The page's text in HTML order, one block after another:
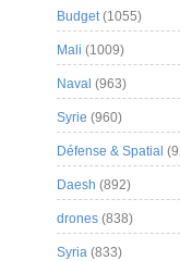
Budget(1055)
Mali (1009)
Naval (963)
Syrie (960)
Défense & Spatial
Daesh (892)
drones (838)
Syria (833)